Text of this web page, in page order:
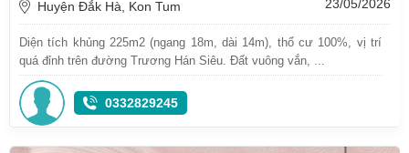
Huyện Đắk Hà, Kon Tum 23/05/2026
Diện tích khủng 225m2 (ngang 18m, dài 14m), thổ cư 100%, vị trí
quá đỉnh trên đường Trương Hán Siêu. Đất vuông vắn, ...
0332829245